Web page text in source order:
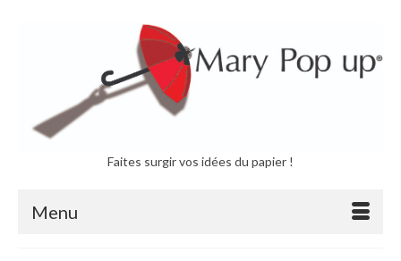
Faites surgir vos idées du papier !
Menu